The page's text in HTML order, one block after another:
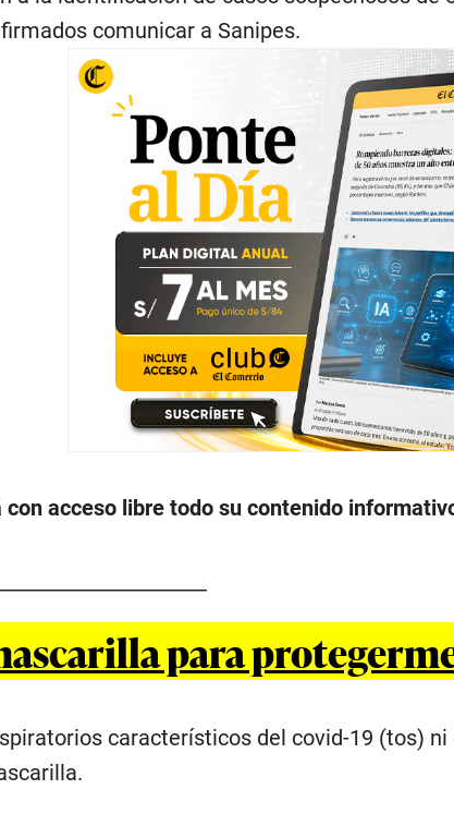
comunicar a Sanipes.
con acceso libre todo su contenido
para
característicos del covid-19 (tos)